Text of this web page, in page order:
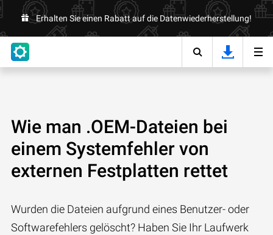
Erhalten Sie einen Rabatt auf die Datenwiederherstellung!
Wie man .OEM-Dateien bei
einem Systemfehler von
externen Festplatten rettet
Wurden die Dateien aufgrund eines Benutzer- oder
Softwarefehlers gelöscht? Haben Sie Ihr Laufwerk